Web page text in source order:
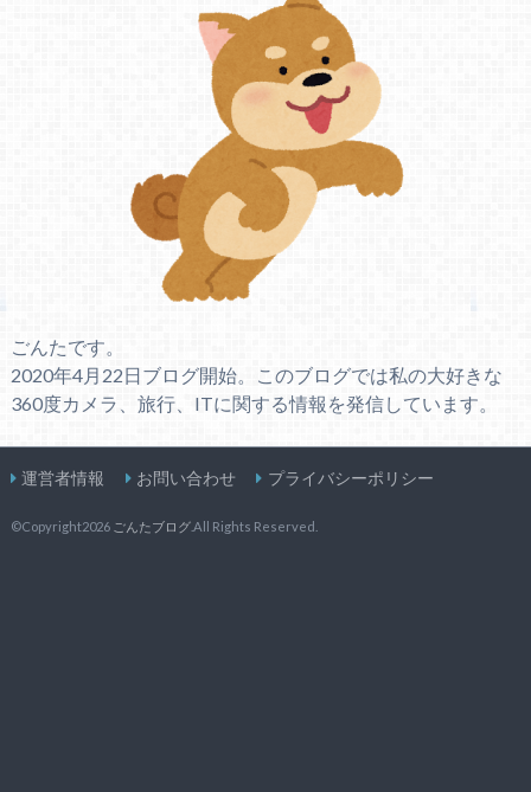
ごんたです。
2020年4月22日ブログ開始。このブログでは私の大好きな
360度カメラ、旅行、ITに関する情報を発信しています。
運営者情報 お問い合わせ プライバシーポリシー
©Copyright2026 ごんたブログ.All Rights Reserved.